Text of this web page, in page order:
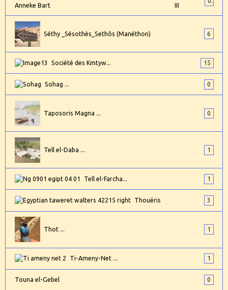
III
Séthy _Sésothès_Sethôs (Manéthon) 6
Société des Kmtyw... 15
Sohag ... 0
Taposoris Magna ... 0
Tell el-Daba ... 1
Tell el-Farcha... 1
Thouéris 3
Thot ... 1
Ti-Ameny-Net ... 1
Touna el-Gebel 0